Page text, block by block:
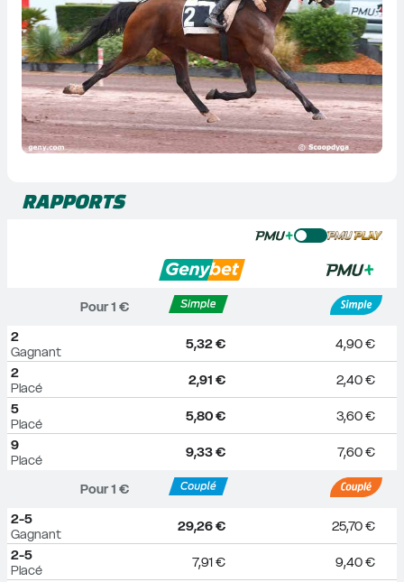
RAPPORTS
Pour 1 €
2
Gagnant
5,32 €
4,90 €
2
Placé
2,91 €
2,40 €
5
Placé
5,80 €
3,60 €
9
Placé
9,33 € 7,60 €
Pour 1 €
2-5
Gagnant
29,26 €
25,70 €
2-5
Placé
7,91 €
9,40 €